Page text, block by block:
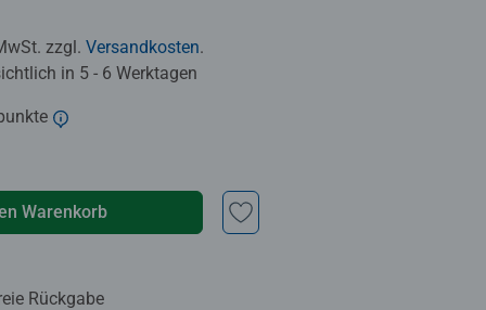
zzgl. Versandkosten.
in 5 - 6 Werktagen
Warenkorb
Rückgabe